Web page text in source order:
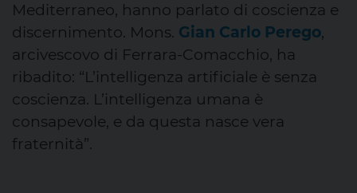
Mediterraneo, hanno parlato di coscienza e
discernimento. Mons. Gian Carlo Perego,
arcivescovo di Ferrara-Comacchio, ha
ribadito: “L’intelligenza artificiale è senza
coscienza. L’intelligenza umana è
consapevole, e da questa nasce vera
fraternità”.